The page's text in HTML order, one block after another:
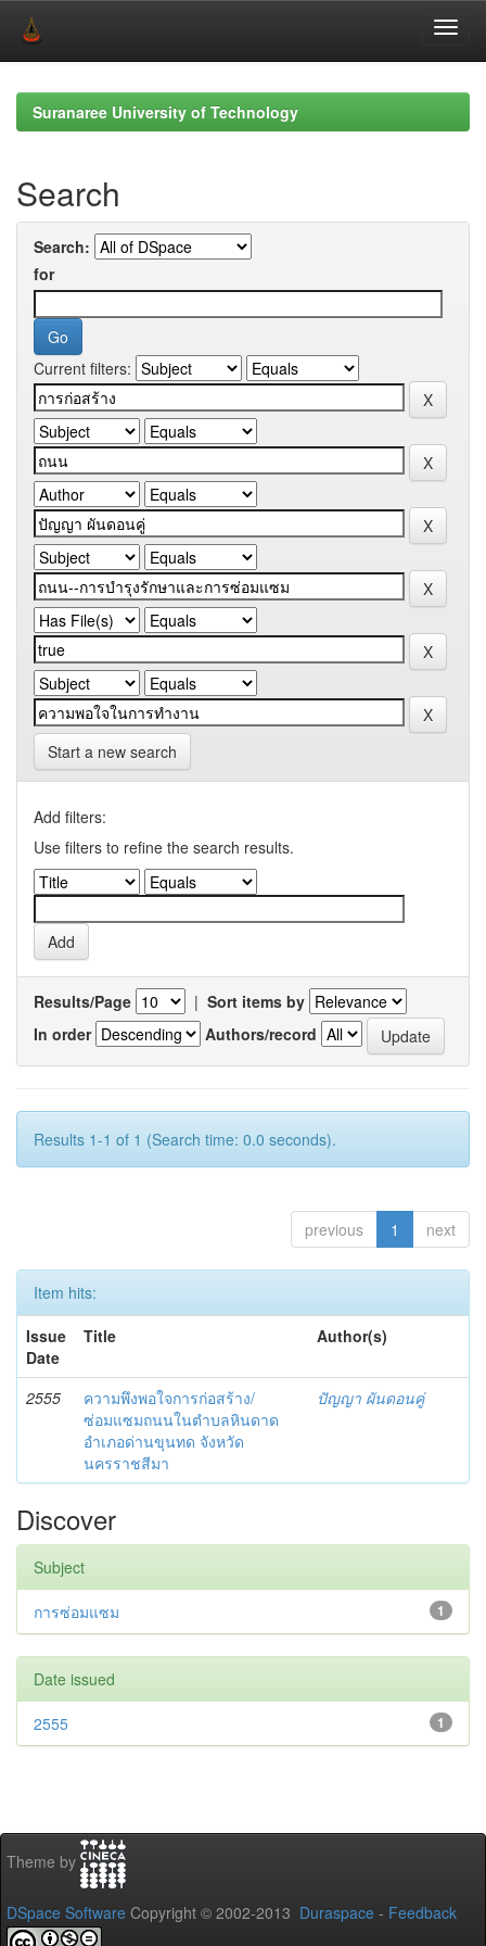
navigationSuranaree University of Technology
Search
Search:
for
Current filters:
Start a new search
Add filters:
Use filters to refine the search results.
Results/Page | Sort items by
In order
Authors/record
Results 1-1 of 1 (Search time: 0.0 seconds).
previous 1 next
Item hits:
Issue
Date
Title Author(s)
2555
ความพึงพอใจการก่อสร้าง/
ซ่อมแซมถนนในตำบลหินดาด
อำเภอด่านขุนทด จังหวัด
นครราชสีมา
ปัญญา ผันดอนคู่
Discover
Subject
1
การซ่อมแซม
Date issued
1
2555
Theme by
DSpace Software Copyright © 2002-2013 Duraspace - Feedback